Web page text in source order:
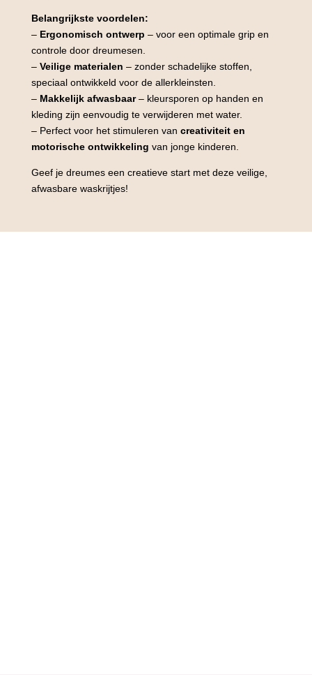
Belangrijkste voordelen:
– Ergonomisch ontwerp – voor een optimale grip en
controle door dreumesen.
– Veilige materialen – zonder schadelijke stoffen,
speciaal ontwikkeld voor de allerkleinsten.
– Makkelijk afwasbaar– kleursporen op handen en
kleding zijn eenvoudig te verwijderen met water.
– Perfect voor het stimuleren van creativiteit en
motorische ontwikkeling van jonge kinderen.
Geef je dreumes een creatieve start met deze veilige,
afwasbare waskrijtjes!